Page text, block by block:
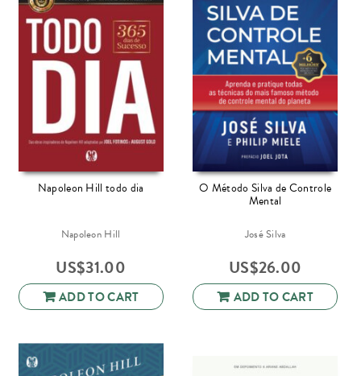
Napoleon Hill todo dia
Napoleon Hill
US$31.00
ADD TO CART
O Método Silva de Controle
Mental
José Silva
US$26.00
ADD TO CART